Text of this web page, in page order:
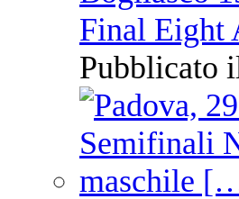
Final Eight
Pubblicato